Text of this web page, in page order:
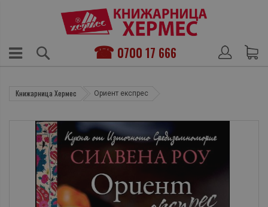
0700 17 666
Книжарница Хермес Ориент експрес